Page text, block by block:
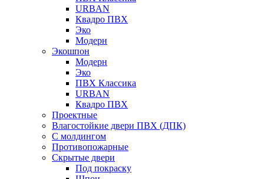
URBAN
Квадро ПВХ
Эко
Модерн
Экошпон
Модерн
Эко
ПВХ Классика
URBAN
Квадро ПВХ
Проектные
Влагостойкие двери ПВХ (ДПК)
С молдингом
Противопожарные
Скрытые двери
Под покраску